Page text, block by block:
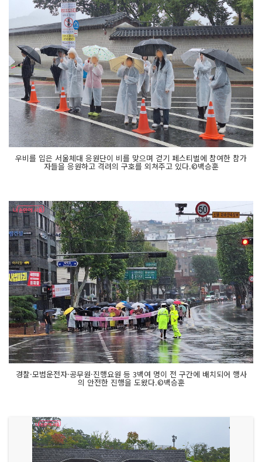
우비를 입은 서울체대 응원단이 비를 맞으며 걷기 페스티벌에 참여한 참가
자들을 응원하고 격려의 구호를 외쳐주고 있다.©백승훈
경찰·모범운전자·공무원·진행요원 등 3백여 명이 전 구간에 배치되어 행사
의 안전한 진행을 도왔다.©백승훈